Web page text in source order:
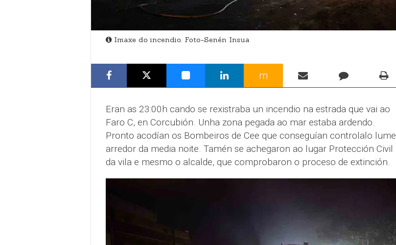
Imaxe do incendio. Foto-Senén Insua
m
Eran as 23:00h cando se rexistraba un incendio na estrada que vai ao
Faro C, en Corcubión. Unha zona pegada ao mar estaba ardendo.
Pronto acodían os Bombeiros de Cee que conseguían controlalo lume
arredor da media noite. Tamén se achegaron ao lugar Protección Civil
da vila e mesmo o alcalde, que comprobaron o proceso de extinción.